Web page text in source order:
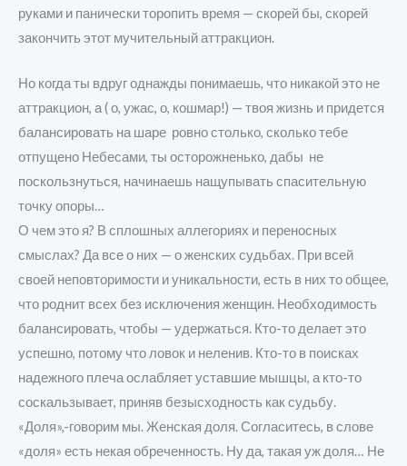
руками и панически торопить время — скорей бы, скорей
закончить этот мучительный аттракцион.
Но когда ты вдруг однажды понимаешь, что никакой это не
аттракцион, а ( о, ужас, о, кошмар!) — твоя жизнь и придется
балансировать на шаре ровно столько, сколько тебе
отпущено Небесами, ты осторожненько, дабы не
поскользнуться, начинаешь нащупывать спасительную
точку опоры…
О чем это я? В сплошных аллегориях и переносных
смыслах? Да все о них — о женских судьбах. При всей
своей неповторимости и уникальности, есть в них то общее,
что роднит всех без исключения женщин. Необходимость
балансировать, чтобы — удержаться. Кто-то делает это
успешно, потому что ловок и неленив. Кто-то в поисках
надежного плеча ослабляет уставшие мышцы, а кто-то
соскальзывает, приняв безысходность как судьбу.
«Доля»,-говорим мы. Женская доля. Согласитесь, в слове
«доля» есть некая обреченность. Ну да, такая уж доля… Не